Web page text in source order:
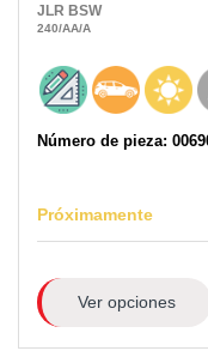
JLR BSW
240/AA/A
Número de pieza:
Próximamente
Ver opciones